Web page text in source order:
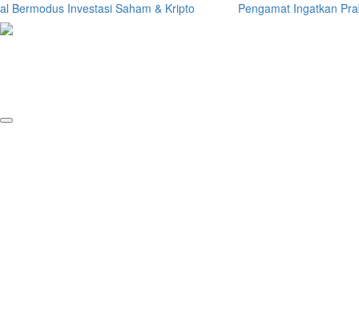
Investasi Saham & Kripto Pengamat Ingatkan